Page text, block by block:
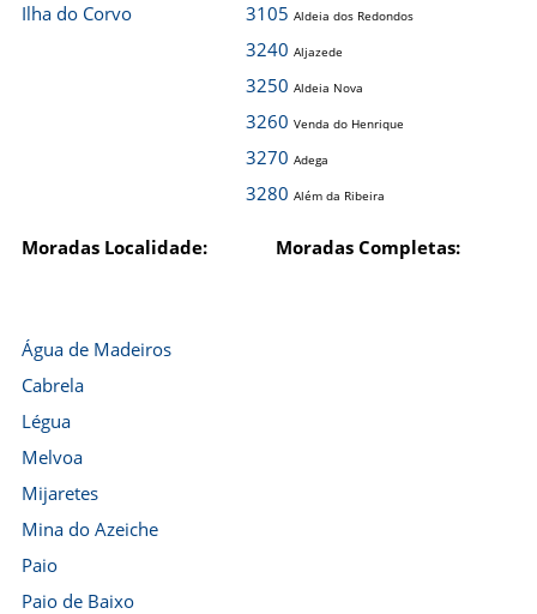
Ilha do Corvo
3105 Aldeia dos Redondos
3240 Aljazede
3250 Aldeia Nova
3260 Venda do Henrique
3270 Adega
3280 Além da Ribeira
Moradas Localidade: Moradas Completas:
Água de Madeiros
Cabrela
Légua
Melvoa
Mijaretes
Mina do Azeiche
Paio
Paio de Baixo